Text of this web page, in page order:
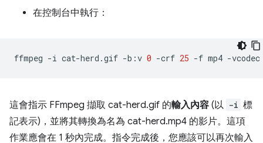
在控制台中執行：
ffmpeg -i cat-herd.gif -b:v 0 -crf 25 -f mp4 -vcodec
這會指示 FFmpeg 擷取 cat-herd.gif 的輸入內容 (以 -i 標
記表示)，並將其轉換為名為 cat-herd.mp4 的影片。這項
作業應會在 1 秒內完成。指令完成後，您應該可以再次輸入